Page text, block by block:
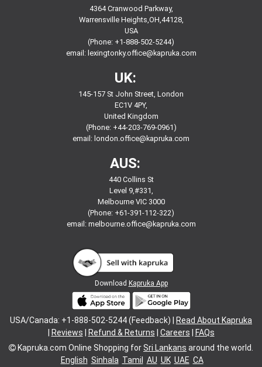
4364 Cranwood Parkway,
Warrensville Heights,OH,44128,
USA
(Phone: +1-888-502-5244)
email: lexingtonky.office@kapruka.com
UK:
145-157 St John Street, London
EC1V 4PY,
United Kingdom
(Phone: +44-203-769-0961)
email: london.office@kapruka.com
AUS:
440 Collins St
Level 9,#331,
Melbourne VIC 3000
(Phone: +61-391-112-322)
email: melbourne.office@kapruka.com
Download Kapruka App
USA/Canada: +1-888-502-5244 (Feedback) |
Read About Kapruka
Reviews Refund & Returns Careers
FAQs
Kapruka.com Online Shopping forSri Lankans around the world.
English Sinhala Tamil AU UK UAE CA